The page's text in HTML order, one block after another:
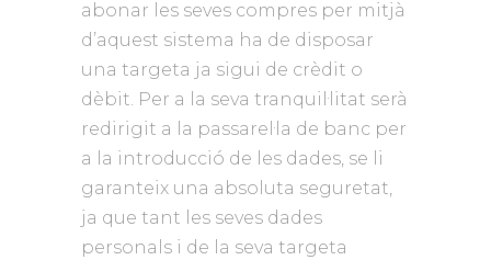
abonar les seves compres per mitjà
d’aquest sistema ha de disposar
una targeta ja sigui de crèdit o
dèbit. Per a la seva tranquil·litat serà
redirigit a la passarel·la de banc per
a la introducció de les dades, se li
garanteix una absoluta seguretat,
ja que tant les seves dades
personals i de la seva targeta